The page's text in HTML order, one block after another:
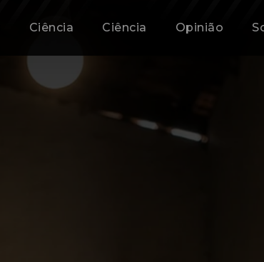
Ciência Ciência Opinião